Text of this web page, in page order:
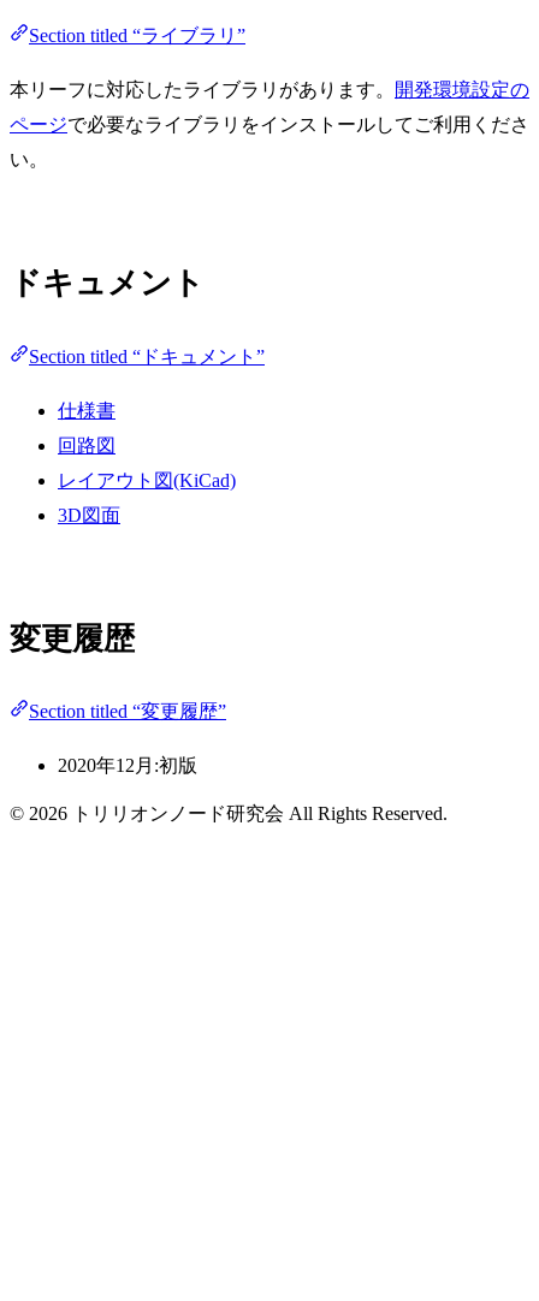
Section titled “ライブラリ”
本リーフに対応したライブラリがあります。
開発環境設定の
ページで必要なライブラリをインストールしてご利用くださ
い。
ドキュメント
Section titled “ドキュメント”
仕様書
回路図
レイアウト図(KiCad)
3D図面
変更履歴
Section titled “変更履歴”
2020年12月:初版
© 2026 トリリオンノード研究会 All Rights Reserved.